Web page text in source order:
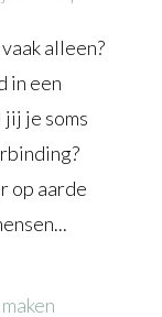
alleen?
in een
je soms
op aarde